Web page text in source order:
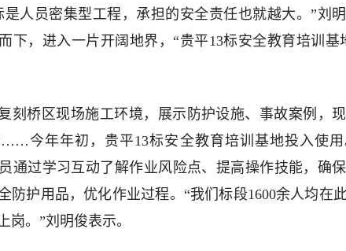
是人员密集型工程，承担的安全责任也就越大。”刘
下，进入一片开阔地界，“贵平13标安全教育培训基
刻桥区现场施工环境，展示防护设施、事故案例，
今年年初，贵平13标安全教育培训基地投入使用
通过学习互动了解作业风险点、提高操作技能，确
防护用品，优化作业过程。“我们标段1600余人均在
岗。”刘明俊表示。